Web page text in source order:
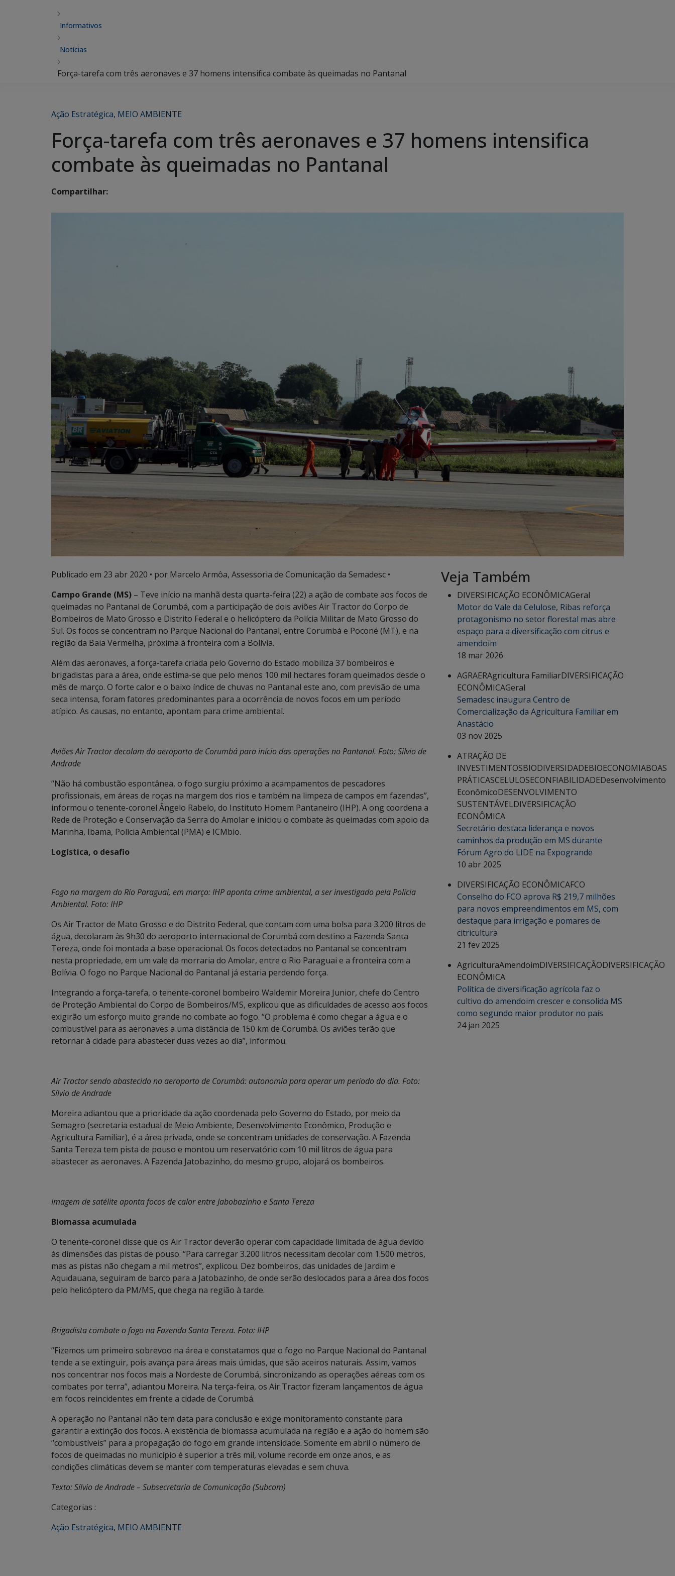
Informativos
Notícias
Força-tarefa com três aeronaves e 37 homens intensifica combate às queimadas no Pantanal
Ação Estratégica, MEIO AMBIENTE
Força-tarefa com três aeronaves e 37 homens intensifica
combate às queimadas no Pantanal
Compartilhar:
Publicado em 23 abr 2020 • por Marcelo Armôa, Assessoria de Comunicação da Semadesc •
Campo Grande (MS) – Teve início na manhã desta quarta-feira (22) a ação de combate aos focos de
queimadas no Pantanal de Corumbá, com a participação de dois aviões Air Tractor do Corpo de
Bombeiros de Mato Grosso e Distrito Federal e o helicóptero da Polícia Militar de Mato Grosso do
Sul. Os focos se concentram no Parque Nacional do Pantanal, entre Corumbá e Poconé (MT), e na
região da Baia Vermelha, próxima à fronteira com a Bolívia.
Além das aeronaves, a força-tarefa criada pelo Governo do Estado mobiliza 37 bombeiros e
brigadistas para a área, onde estima-se que pelo menos 100 mil hectares foram queimados desde o
mês de março. O forte calor e o baixo índice de chuvas no Pantanal este ano, com previsão de uma
seca intensa, foram fatores predominantes para a ocorrência de novos focos em um período
atípico. As causas, no entanto, apontam para crime ambiental.
Aviões Air Tractor decolam do aeroporto de Corumbá para início das operações no Pantanal. Foto: Silvio de
Andrade
“Não há combustão espontânea, o fogo surgiu próximo a acampamentos de pescadores
profissionais, em áreas de roças na margem dos rios e também na limpeza de campos em fazendas”,
informou o tenente-coronel Ângelo Rabelo, do Instituto Homem Pantaneiro (IHP). A ong coordena a
Rede de Proteção e Conservação da Serra do Amolar e iniciou o combate às queimadas com apoio da
Marinha, Ibama, Polícia Ambiental (PMA) e ICMbio.
Logística, o desafio
Fogo na margem do Rio Paraguai, em março: IHP aponta crime ambiental, a ser investigado pela Polícia
Ambiental. Foto: IHP
Os Air Tractor de Mato Grosso e do Distrito Federal, que contam com uma bolsa para 3.200 litros de
água, decolaram às 9h30 do aeroporto internacional de Corumbá com destino a Fazenda Santa
Tereza, onde foi montada a base operacional. Os focos detectados no Pantanal se concentram
nesta propriedade, em um vale da morraria do Amolar, entre o Rio Paraguai e a fronteira com a
Bolívia. O fogo no Parque Nacional do Pantanal já estaria perdendo força.
Integrando a força-tarefa, o tenente-coronel bombeiro Waldemir Moreira Junior, chefe do Centro
de Proteção Ambiental do Corpo de Bombeiros/MS, explicou que as dificuldades de acesso aos focos
exigirão um esforço muito grande no combate ao fogo. “O problema é como chegar a água e o
combustível para as aeronaves a uma distância de 150 km de Corumbá. Os aviões terão que
retornar à cidade para abastecer duas vezes ao dia”, informou.
Air Tractor sendo abastecido no aeroporto de Corumbá: autonomia para operar um período do dia. Foto:
Sílvio de Andrade
Moreira adiantou que a prioridade da ação coordenada pelo Governo do Estado, por meio da
Semagro (secretaria estadual de Meio Ambiente, Desenvolvimento Econômico, Produção e
Agricultura Familiar), é a área privada, onde se concentram unidades de conservação. A Fazenda
Santa Tereza tem pista de pouso e montou um reservatório com 10 mil litros de água para
abastecer as aeronaves. A Fazenda Jatobazinho, do mesmo grupo, alojará os bombeiros.
Imagem de satélite aponta focos de calor entre Jabobazinho e Santa Tereza
Biomassa acumulada
O tenente-coronel disse que os Air Tractor deverão operar com capacidade limitada de água devido
às dimensões das pistas de pouso. “Para carregar 3.200 litros necessitam decolar com 1.500 metros,
mas as pistas não chegam a mil metros”, explicou. Dez bombeiros, das unidades de Jardim e
Aquidauana, seguiram de barco para a Jatobazinho, de onde serão deslocados para a área dos focos
pelo helicóptero da PM/MS, que chega na região à tarde.
Brigadista combate o fogo na Fazenda Santa Tereza. Foto: IHP
“Fizemos um primeiro sobrevoo na área e constatamos que o fogo no Parque Nacional do Pantanal
tende a se extinguir, pois avança para áreas mais úmidas, que são aceiros naturais. Assim, vamos
nos concentrar nos focos mais a Nordeste de Corumbá, sincronizando as operações aéreas com os
combates por terra”, adiantou Moreira. Na terça-feira, os Air Tractor fizeram lançamentos de água
em focos reincidentes em frente a cidade de Corumbá.
A operação no Pantanal não tem data para conclusão e exige monitoramento constante para
garantir a extinção dos focos. A existência de biomassa acumulada na região e a ação do homem são
“combustíveis” para a propagação do fogo em grande intensidade. Somente em abril o número de
focos de queimadas no município é superior a três mil, volume recorde em onze anos, e as
condições climáticas devem se manter com temperaturas elevadas e sem chuva.
Texto: Sílvio de Andrade – Subsecretaria de Comunicação (Subcom)
Categorias :
Ação Estratégica, MEIO AMBIENTE
Veja Também
DIVERSIFICAÇÃO ECONÔMICAGeral
Motor do Vale da Celulose, Ribas reforça
protagonismo no setor florestal mas abre
espaço para a diversificação com citrus e
amendoim
18 mar 2026
AGRAERAgricultura FamiliarDIVERSIFICAÇÃO
ECONÔMICAGeral
Semadesc inaugura Centro de
Comercialização da Agricultura Familiar em
Anastácio
03 nov 2025
ATRAÇÃO DE
INVESTIMENTOSBIODIVERSIDADEBIOECONOMIABOAS
PRÁTICASCELULOSECONFIABILIDADEDesenvolvimento
EconômicoDESENVOLVIMENTO
SUSTENTÁVELDIVERSIFICAÇÃO
ECONÔMICA
Secretário destaca liderança e novos
caminhos da produção em MS durante
Fórum Agro do LIDE na Expogrande
10 abr 2025
DIVERSIFICAÇÃO ECONÔMICAFCO
Conselho do FCO aprova R$ 219,7 milhões
para novos empreendimentos em MS, com
destaque para irrigação e pomares de
citricultura
21 fev 2025
AgriculturaAmendoimDIVERSIFICAÇÃODIVERSIFICAÇÃO
ECONÔMICA
Política de diversificação agrícola faz o
cultivo do amendoim crescer e consolida MS
como segundo maior produtor no país
24 jan 2025